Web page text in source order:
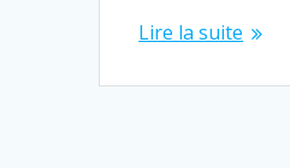
Lire la suite